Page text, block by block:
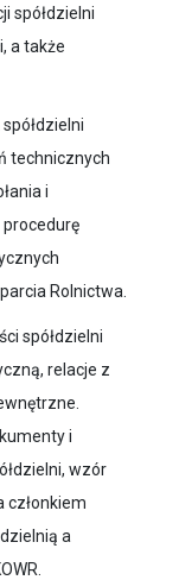
spółdzielni
a także
technicznych
i
Rolnictwa.
spółdzielni
relacje z
i
wzór
członkiem
a